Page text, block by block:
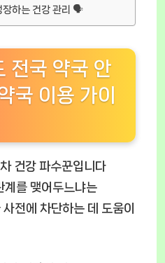
장하는 건강 관리 🗣️
국 약국 안
국 이용 가이
건강 파수꾼입니다
계를 맺어두느냐는
전에 차단하는 데 도움이